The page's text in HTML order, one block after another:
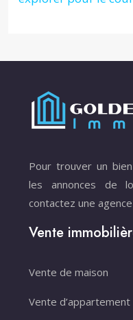
Pour trouver un
les annonces de
contactez une
Vente
Vente de maison
Vente d’appartement